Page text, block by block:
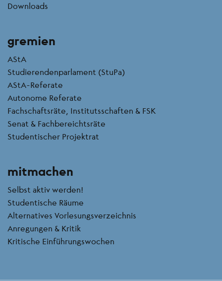
Downloads
gremien
AStA
Studierendenparlament (StuPa)
AStA-Referate
Autonome Referate
Fachschaftsräte, Institutsschaften & FSK
Senat & Fachbereichtsräte
Studentischer Projektrat
mitmachen
Selbst aktiv werden!
Studentische Räume
Alternatives Vorlesungsverzeichnis
Anregungen & Kritik
Kritische Einführungswochen